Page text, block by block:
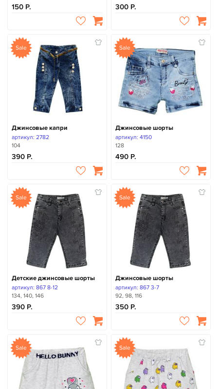
150 300
Sale
Джинсовые капри
артикул: 2782
104
390
Sale
Джинсовые шорты
артикул: 4150
128
490
Sale
Детские джинсовые шорты
артикул: 867 8-12
134, 140, 146
390
Sale
Джинсовые шорты
артикул: 867 3-7
92, 98, 116
350
Sale Sale